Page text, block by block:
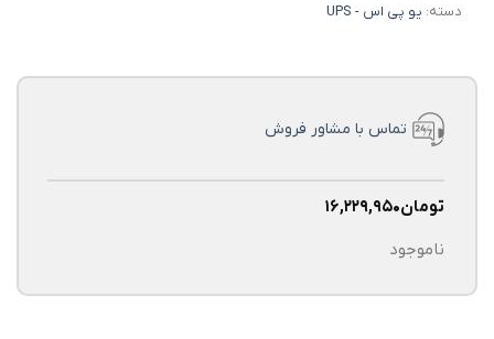
دسته: یو پی اس - UPS
تماس با مشاور فروش
تومان۱۶,۲۲۹,۹۵۰
ناموجود